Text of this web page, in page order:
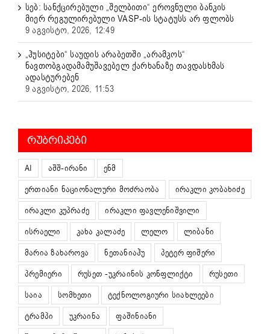
სებ: სანქცირებული „შელბითი“ ეროვნული ბანკის
მიერ რეგულირებული VASP-ის სტატუსს არ ფლობს
9 აგვისტო, 2026, 12:49
„ჰუსიტები“ საუდის არაბეთში „არამკოს“
ნავთობგადამამუშავებელ ქარხანაზე თავდასხმას
ადასტურებენ
9 აგვისტო, 2026, 11:53
ᲠᲣᲑᲠᲘᲙᲔᲑᲘ
AI აშშ-ირანი
ენმ
ერთიანი ნაციონალური მოძრაობა
ირაკლი კობახიძე
ირაკლი კუპრაძე
ირაკლი ფავლენიშვილი
ისრაელი
კახა კალაძე ლელო
ლიბანი
მარია ზახაროვა
ნეთანიაჰუ
პეტერ ფიშერი
პრემიერი
რუსეთ -უკრაინის კონფლიქტი
რუსეთი
საია
სომხეთი
ტექნოლოგიური სიახლეები
ტრამპი
უკრაინა
ფაშინიანი